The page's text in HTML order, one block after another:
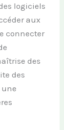
logiciels
aux
connecter
des
des